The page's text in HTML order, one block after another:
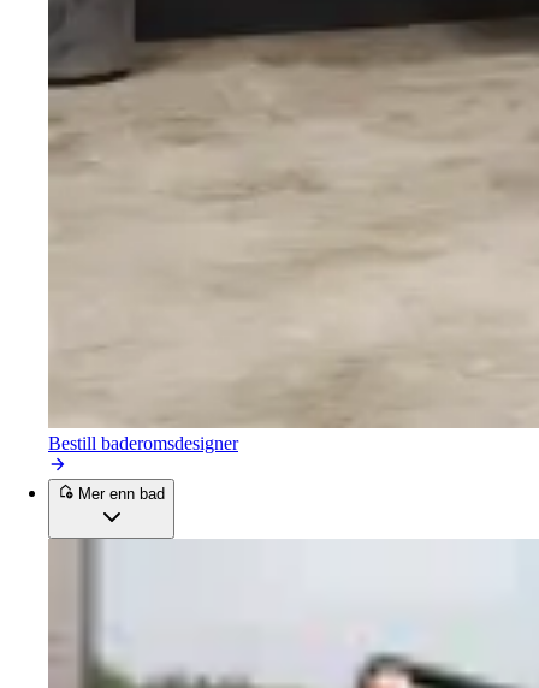
Bestill baderomsdesigner
Mer enn bad